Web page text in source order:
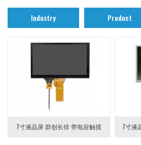
Industry Product
7寸液晶屏 群创长排 带电容触摸